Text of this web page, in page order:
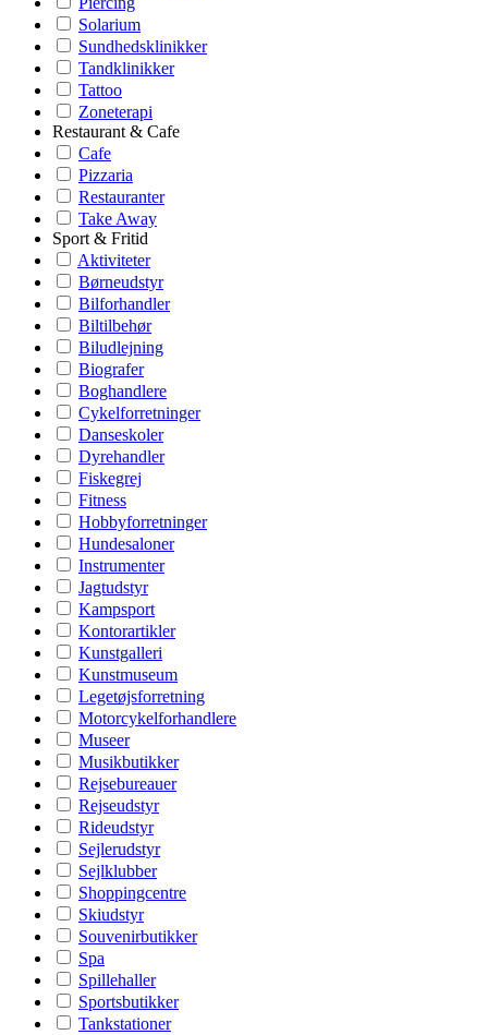
Solarium
Sundhedsklinikker
Tandklinikker
Tattoo
Zoneterapi
Restaurant & Cafe
Cafe
Pizzaria
Restauranter
Take Away
Sport & Fritid
Aktiviteter
Børneudstyr
Bilforhandler
Biltilbehør
Biludlejning
Biografer
Boghandlere
Cykelforretninger
Danseskoler
Dyrehandler
Fiskegrej
Fitness
Hobbyforretninger
Hundesaloner
Instrumenter
Jagtudstyr
Kampsport
Kontorartikler
Kunstgalleri
Kunstmuseum
Legetøjsforretning
Motorcykelforhandlere
Museer
Musikbutikker
Rejsebureauer
Rejseudstyr
Rideudstyr
Sejlerudstyr
Sejlklubber
Shoppingcentre
Skiudstyr
Souvenirbutikker
Spa
Spillehaller
Sportsbutikker
Tankstationer